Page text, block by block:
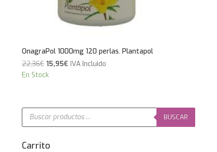
OnagraPol 1000mg 120 perlas. Plantapol
22,36€ El
precio
22,36€.
15,95€El
15,95€.
IVA Incluido
En Stock
Búsqueda
productos
BUSCAR
Carrito